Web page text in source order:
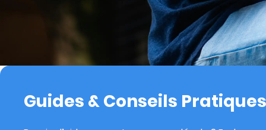
Guides & Conseils Pratiques